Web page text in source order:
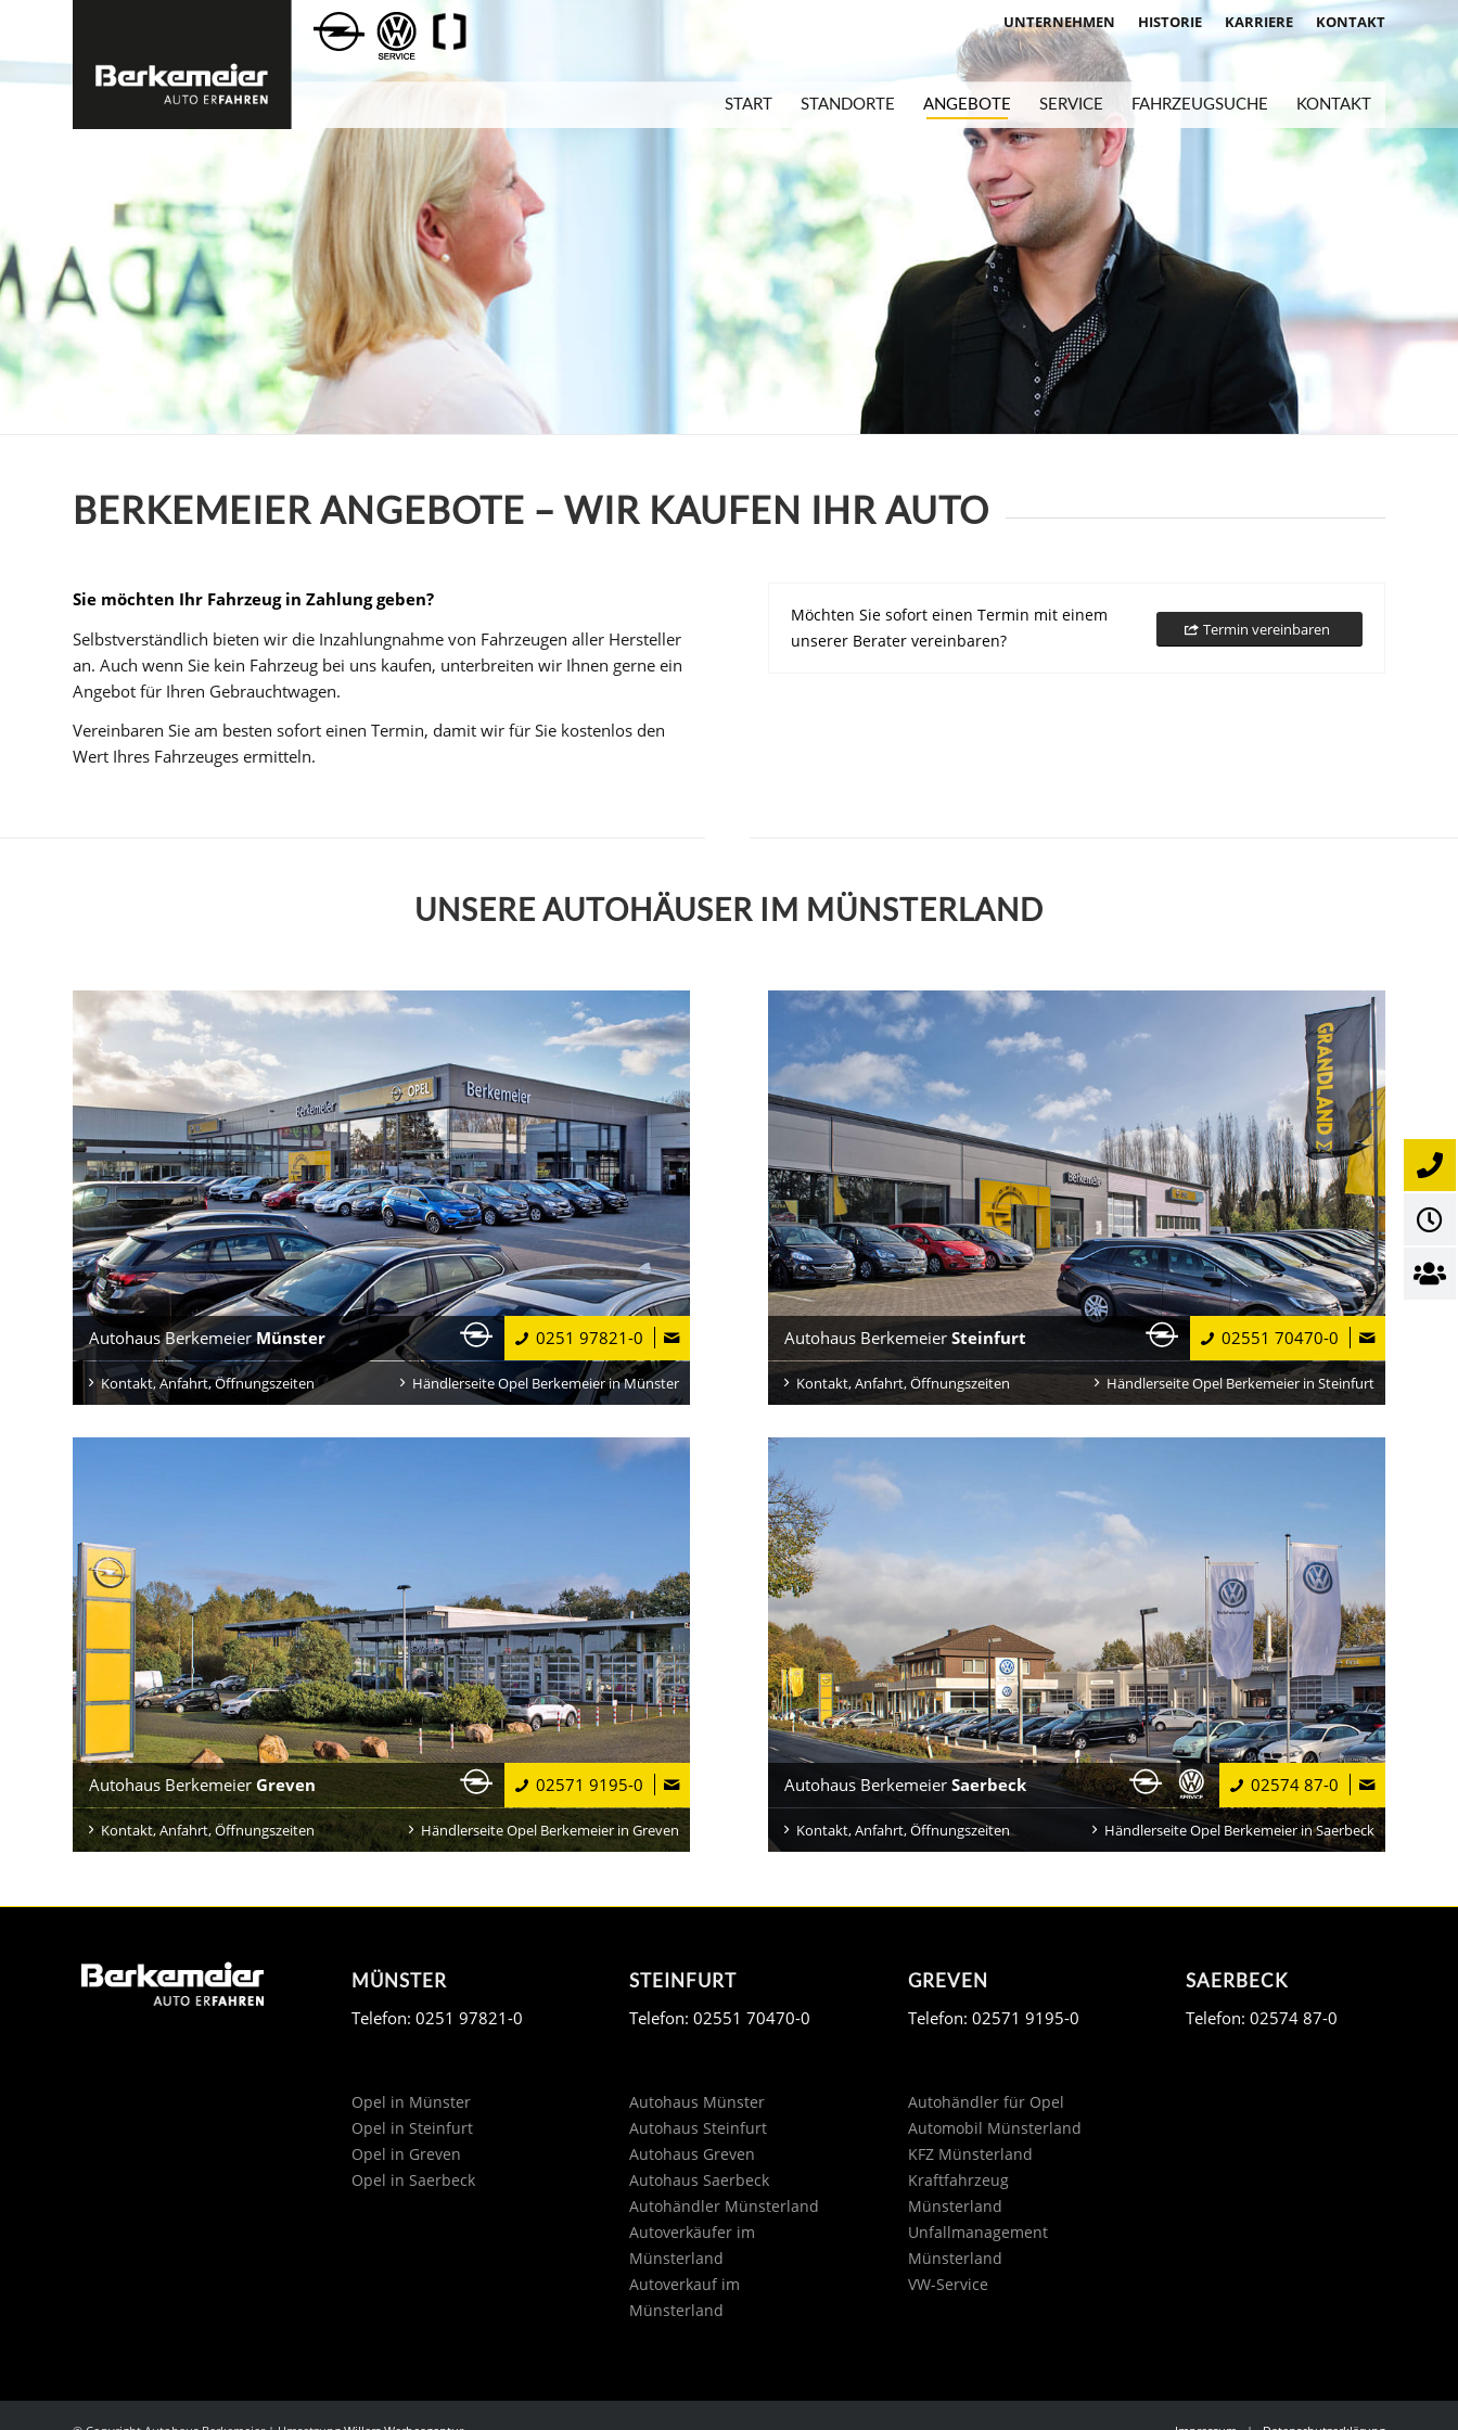
UNTERNEHMEN HISTORIE KARRIERE KONTAKT
START STANDORTE ANGEBOTE SERVICE FAHRZEUGSUCHE KONTAKT
BERKEMEIER ANGEBOTE – WIR KAUFEN IHR AUTO
Sie möchten Ihr Fahrzeug in Zahlung geben?
Selbstverständlich bieten wir die Inzahlungnahme von Fahrzeugen aller Hersteller
an. Auch wenn Sie kein Fahrzeug bei uns kaufen, unterbreiten wir Ihnen gerne ein
Angebot für Ihren Gebrauchtwagen.
Vereinbaren Sie am besten sofort einen Termin, damit wir für Sie kostenlos den
Wert Ihres Fahrzeuges ermitteln.
Möchten Sie sofort einen Termin mit einem
unserer Berater vereinbaren?
Termin vereinbaren
UNSERE AUTOHÄUSER IM MÜNSTERLAND
Autohaus BerkemeierMünster 0251 97821-0
Kontakt, Anfahrt, Öffnungszeiten Händlerseite Opel Berkemeier in Münster
Autohaus BerkemeierSteinfurt 02551 70470-0
Kontakt, Anfahrt, Öffnungszeiten Händlerseite Opel Berkemeier in Steinfurt
Autohaus Berkemeier Greven 02571 9195-0
Kontakt, Anfahrt, Öffnungszeiten Händlerseite Opel Berkemeier in Greven
Autohaus BerkemeierSaerbeck 02574 87-0
Kontakt, Anfahrt, Öffnungszeiten Händlerseite Opel Berkemeier in Saerbeck
MÜNSTER
Telefon: 0251 97821-0
Opel in Münster
Opel in Steinfurt
Opel in Greven
Opel in Saerbeck
STEINFURT
Telefon: 02551 70470-0
Autohaus Münster
Autohaus Steinfurt
Autohaus Greven
Autohaus Saerbeck
Autohändler Münsterland
Autoverkäufer im
Münsterland
Autoverkauf im
Münsterland
GREVEN
Telefon: 02571 9195-0
Autohändler für Opel
Automobil Münsterland
KFZ Münsterland
Kraftfahrzeug
Münsterland
Unfallmanagement
Münsterland
VW-Service
SAERBECK
Telefon: 02574 87-0